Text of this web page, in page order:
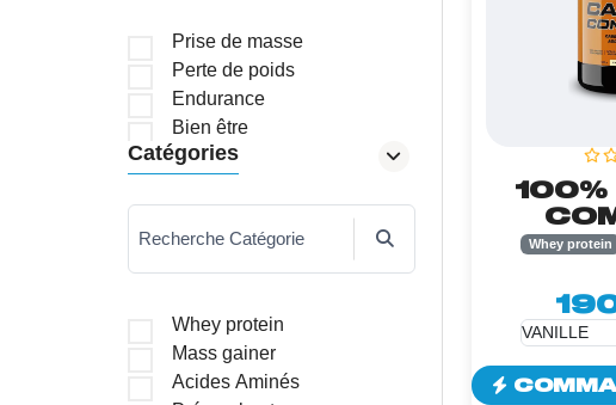
Prise de masse
Perte de poids
Endurance
Bien être
Catégories
Recherche Catégorie
Whey protein
Mass gainer
Acides Aminés
100%
Whey protein